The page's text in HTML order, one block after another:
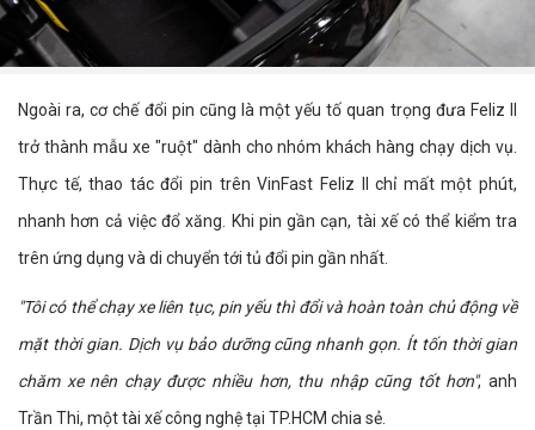
Ngoài ra, cơ chế đổi pin cũng là một yếu tố quan trọng đưa Feliz II
trở thành mẫu xe "ruột" dành cho nhóm khách hàng chạy dịch vụ.
Thực tế, thao tác đổi pin trên VinFast Feliz II chỉ mất một phút,
nhanh hơn cả việc đổ xăng. Khi pin gần cạn, tài xế có thể kiểm tra
trên ứng dụng và di chuyển tới tủ đổi pin gần nhất.
"Tôi có thể chạy xe liên tục, pin yếu thì đổi và hoàn toàn chủ động về
mặt thời gian. Dịch vụ bảo dưỡng cũng nhanh gọn. Ít tốn thời gian
chăm xe nên chạy được nhiều hơn, thu nhập cũng tốt hơn", anh
Trần Thi, một tài xế công nghệ tại TP.HCM chia sẻ.